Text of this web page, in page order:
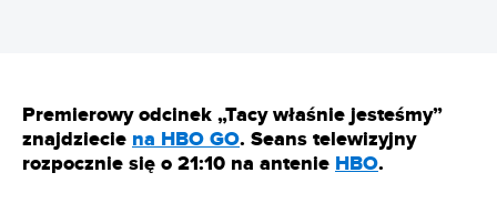
Premierowy odcinek „Tacy właśnie jesteśmy”
znajdziecie na HBO GO. Seans telewizyjny
rozpocznie się o 21:10 na antenie HBO.